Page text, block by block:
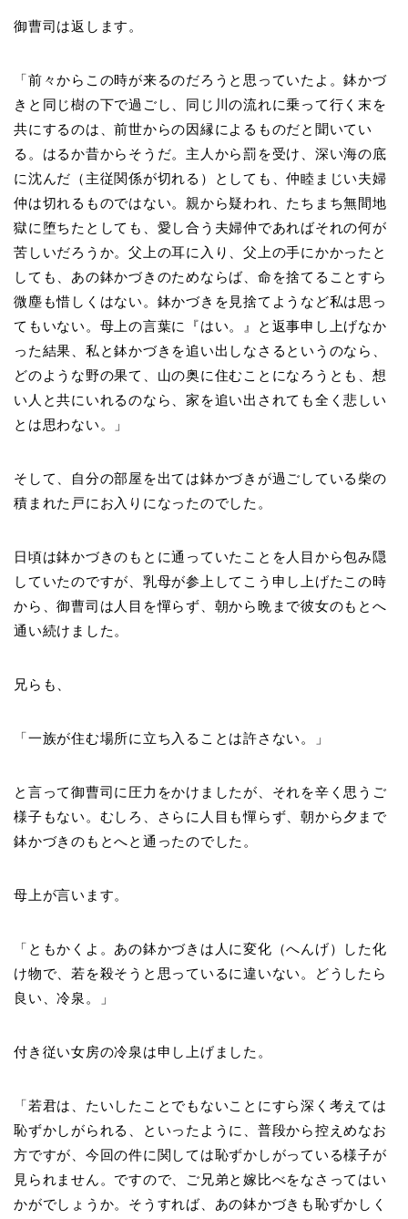
御曹司は返します。
「前々からこの時が来るのだろうと思っていたよ。鉢かづ
きと同じ樹の下で過ごし、同じ川の流れに乗って行く末を
共にするのは、前世からの因縁によるものだと聞いてい
る。はるか昔からそうだ。主人から罰を受け、深い海の底
に沈んだ（主従関係が切れる）としても、仲睦まじい夫婦
仲は切れるものではない。親から疑われ、たちまち無間地
獄に堕ちたとしても、愛し合う夫婦仲であればそれの何が
苦しいだろうか。父上の耳に入り、父上の手にかかったと
しても、あの鉢かづきのためならば、命を捨てることすら
微塵も惜しくはない。鉢かづきを見捨てようなど私は思っ
てもいない。母上の言葉に『はい。』と返事申し上げなか
った結果、私と鉢かづきを追い出しなさるというのなら、
どのような野の果て、山の奥に住むことになろうとも、想
い人と共にいれるのなら、家を追い出されても全く悲しい
とは思わない。」
そして、自分の部屋を出ては鉢かづきが過ごしている柴の
積まれた戸にお入りになったのでした。
日頃は鉢かづきのもとに通っていたことを人目から包み隠
していたのですが、乳母が参上してこう申し上げたこの時
から、御曹司は人目を憚らず、朝から晩まで彼女のもとへ
通い続けました。
兄らも、
「一族が住む場所に立ち入ることは許さない。」
と言って御曹司に圧力をかけましたが、それを辛く思うご
様子もない。むしろ、さらに人目も憚らず、朝から夕まで
鉢かづきのもとへと通ったのでした。
母上が言います。
「ともかくよ。あの鉢かづきは人に変化（へんげ）した化
け物で、若を殺そうと思っているに違いない。どうしたら
良い、冷泉。」
付き従い女房の冷泉は申し上げました。
「若君は、たいしたことでもないことにすら深く考えては
恥ずかしがられる、といったように、普段から控えめなお
方ですが、今回の件に関しては恥ずかしがっている様子が
見られません。ですので、ご兄弟と嫁比べをなさってはい
かがでしょうか。そうすれば、あの鉢かづきも恥ずかしく